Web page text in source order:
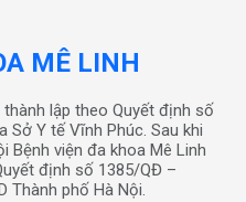
MÊ LINH
lập theo Quyết định số
Sở Y tế Vĩnh Phúc. Sau khi
Bệnh viện đa khoa Mê Linh
định số 1385/QĐ –
Thành phố Hà Nội.